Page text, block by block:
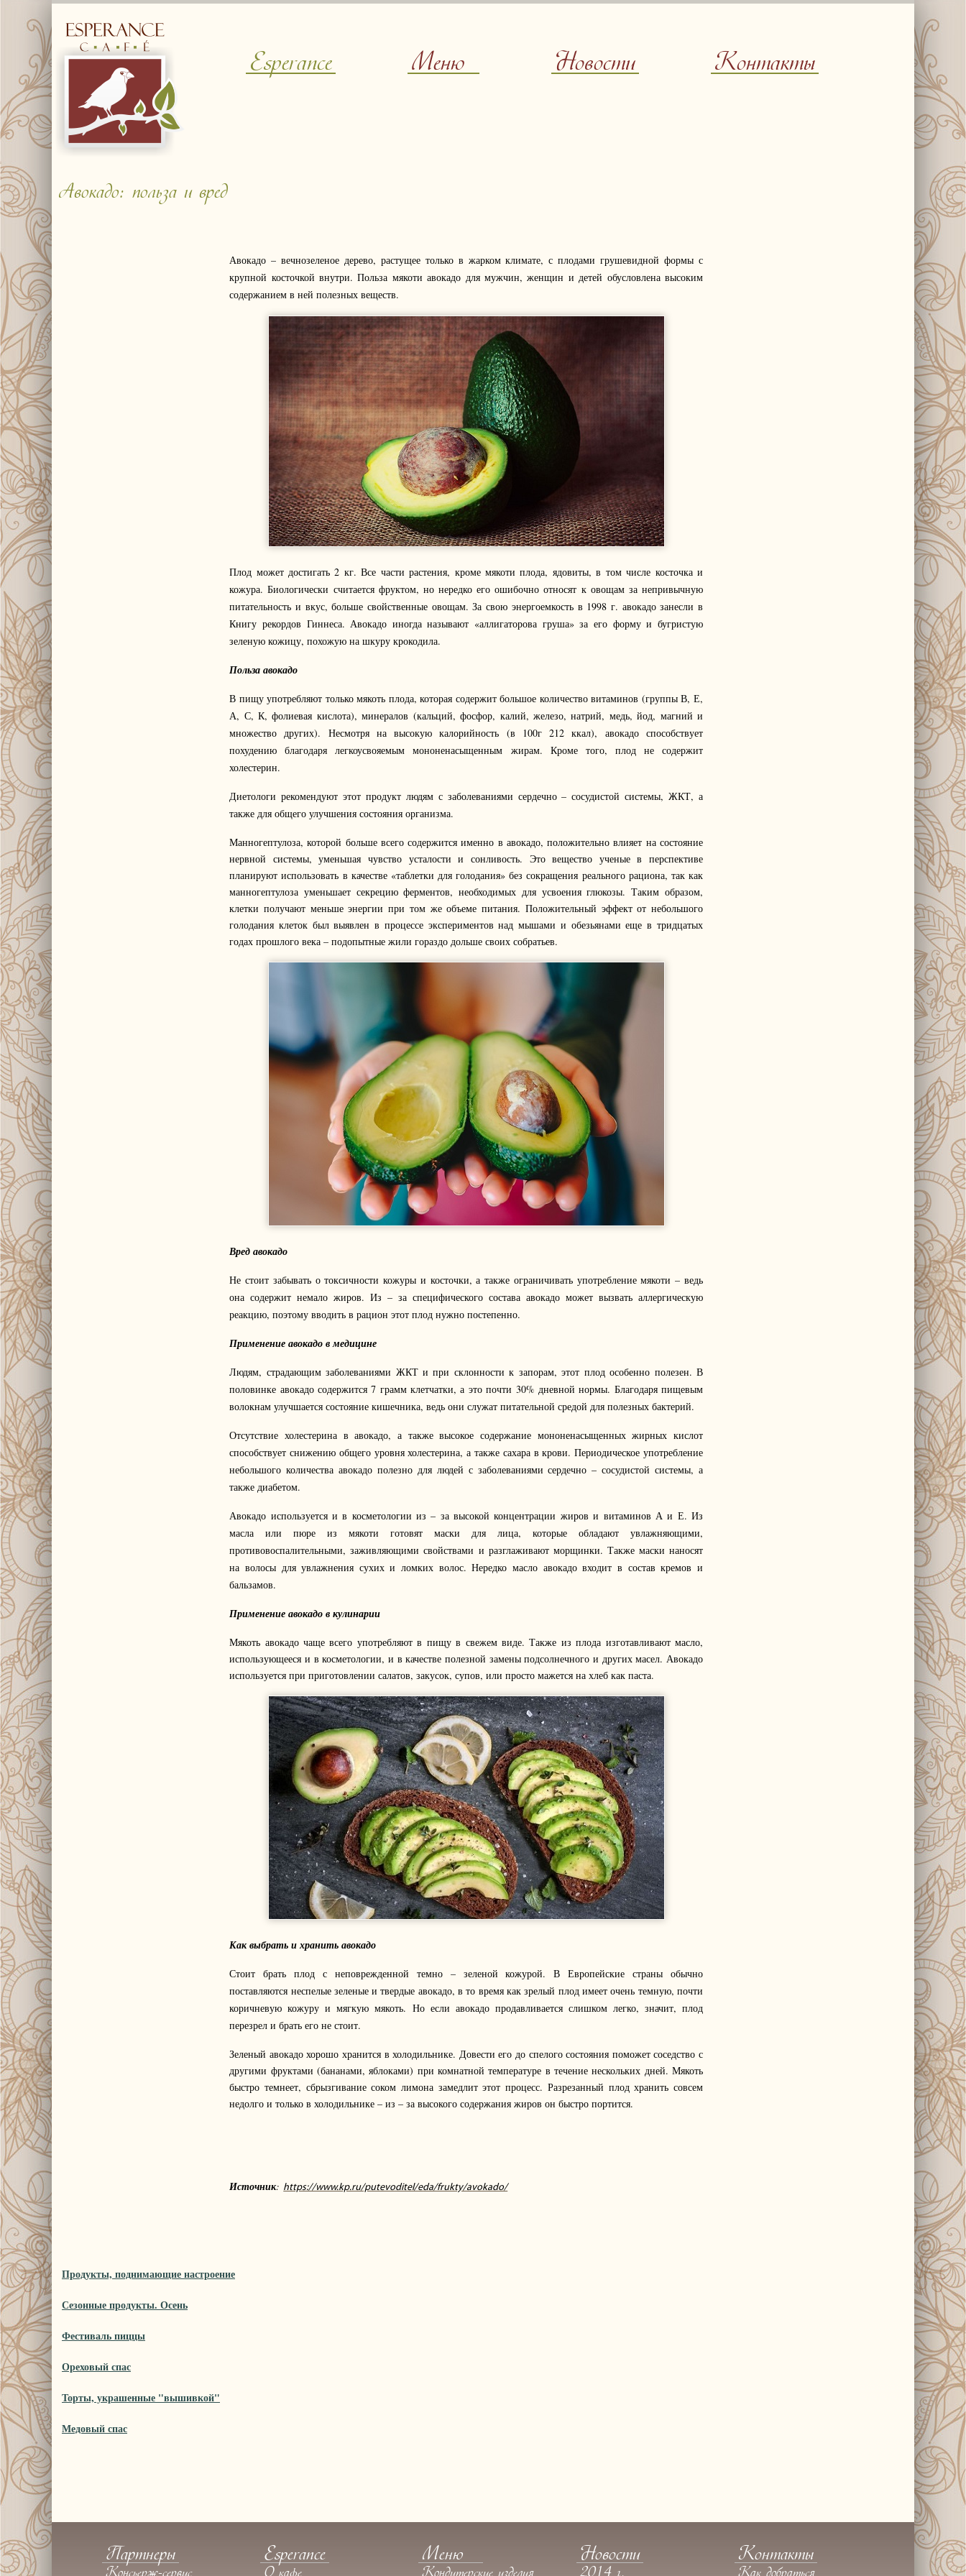
Esperance Меню Новости Контакты
Авокадо: польза и вред
Авокадо – вечнозеленое дерево, растущее только в жарком климате, с плодами грушевидной формы с
крупной косточкой внутри. Польза мякоти авокадо для мужчин, женщин и детей обусловлена высоким
содержанием в ней полезных веществ.
Плод может достигать 2 кг. Все части растения, кроме мякоти плода, ядовиты, в том числе косточка и
кожура. Биологически считается фруктом, но нередко его ошибочно относят к овощам за непривычную
питательность и вкус, больше свойственные овощам. За свою энергоемкость в 1998 г. авокадо занесли в
Книгу рекордов Гиннеса. Авокадо иногда называют «аллигаторова груша» за его форму и бугристую
зеленую кожицу, похожую на шкуру крокодила.
Польза авокадо
В пищу употребляют только мякоть плода, которая содержит большое количество витаминов (группы В, Е,
А, С, К, фолиевая кислота), минералов (кальций, фосфор, калий, железо, натрий, медь, йод, магний и
множество других). Несмотря на высокую калорийность (в 100г 212 ккал), авокадо способствует
похудению благодаря легкоусвояемым мононенасыщенным жирам. Кроме того, плод не содержит
холестерин.
Диетологи рекомендуют этот продукт людям с заболеваниями сердечно – сосудистой системы, ЖКТ, а
также для общего улучшения состояния организма.
Манногептулоза, которой больше всего содержится именно в авокадо, положительно влияет на состояние
нервной системы, уменьшая чувство усталости и сонливость. Это вещество ученые в перспективе
планируют использовать в качестве «таблетки для голодания» без сокращения реального рациона, так как
манногептулоза уменьшает секрецию ферментов, необходимых для усвоения глюкозы. Таким образом,
клетки получают меньше энергии при том же объеме питания. Положительный эффект от небольшого
голодания клеток был выявлен в процессе экспериментов над мышами и обезьянами еще в тридцатых
годах прошлого века – подопытные жили гораздо дольше своих собратьев.
Вред авокадо
Не стоит забывать о токсичности кожуры и косточки, а также ограничивать употребление мякоти – ведь
она содержит немало жиров. Из – за специфического состава авокадо может вызвать аллергическую
реакцию, поэтому вводить в рацион этот плод нужно постепенно.
Применение авокадо в медицине
Людям, страдающим заболеваниями ЖКТ и при склонности к запорам, этот плод особенно полезен. В
половинке авокадо содержится 7 грамм клетчатки, а это почти 30% дневной нормы. Благодаря пищевым
волокнам улучшается состояние кишечника, ведь они служат питательной средой для полезных бактерий.
Отсутствие холестерина в авокадо, а также высокое содержание мононенасыщенных жирных кислот
способствует снижению общего уровня холестерина, а также сахара в крови. Периодическое употребление
небольшого количества авокадо полезно для людей с заболеваниями сердечно – сосудистой системы, а
также диабетом.
Авокадо используется и в косметологии из – за высокой концентрации жиров и витаминов А и Е. Из
масла или пюре из мякоти готовят маски для лица, которые обладают увлажняющими,
противовоспалительными, заживляющими свойствами и разглаживают морщинки. Также маски наносят
на волосы для увлажнения сухих и ломких волос. Нередко масло авокадо входит в состав кремов и
бальзамов.
Применение авокадо в кулинарии
Мякоть авокадо чаще всего употребляют в пищу в свежем виде. Также из плода изготавливают масло,
использующееся и в косметологии, и в качестве полезной замены подсолнечного и других масел. Авокадо
используется при приготовлении салатов, закусок, супов, или просто мажется на хлеб как паста.
Как выбрать и хранить авокадо
Стоит брать плод с неповрежденной темно – зеленой кожурой. В Европейские страны обычно
поставляются неспелые зеленые и твердые авокадо, в то время как зрелый плод имеет очень темную, почти
коричневую кожуру и мягкую мякоть. Но если авокадо продавливается слишком легко, значит, плод
перезрел и брать его не стоит.
Зеленый авокадо хорошо хранится в холодильнике. Довести его до спелого состояния поможет соседство с
другими фруктами (бананами, яблоками) при комнатной температуре в течение нескольких дней. Мякоть
быстро темнеет, сбрызгивание соком лимона замедлит этот процесс. Разрезанный плод хранить совсем
недолго и только в холодильнике – из – за высокого содержания жиров он быстро портится.
Источник: https://www.kp.ru/putevoditel/eda/frukty/avokado/
Продукты, поднимающие настроение
Сезонные продукты. Осень
Фестиваль пиццы
Ореховый спас
Торты, украшенные "вышивкой"
Медовый спас
Партнеры Esperance Меню Новости Контакты